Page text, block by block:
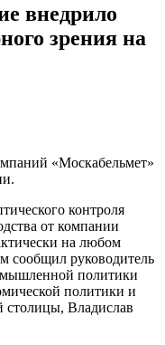
внедрило
зрения на
«Москабельмет»
контроля
от компании
на любом
сообщил руководитель
политики
политики и
Владислав